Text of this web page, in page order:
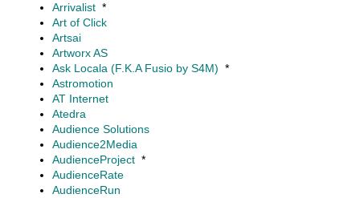
Arrivalist *
Art of Click
Artsai
Artworx AS
Ask Locala (F.K.A Fusio by S4M) *
Astromotion
AT Internet
Atedra
Audience Solutions
Audience2Media
AudienceProject *
AudienceRate
AudienceRun